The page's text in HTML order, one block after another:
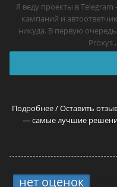
Я веду проекты в
кампаний и
никуда. В первую
Proxys
Подробнее / Оставить
— самые лучшие
нет оценок